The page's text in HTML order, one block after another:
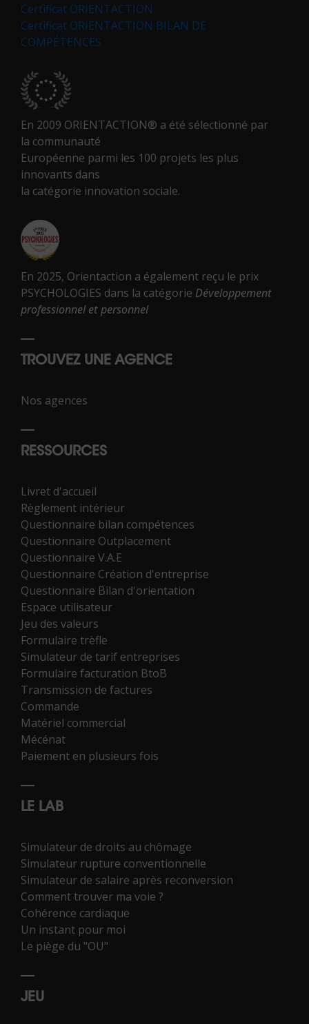
Certificat ORIENTACTION
Certificat ORIENTACTION BILAN DE
COMPÉTENCES
En 2009 ORIENTACTION® a été sélectionné par
la communauté
Européenne parmi les 100 projets les plus
innovants dans
la catégorie innovation sociale.
En 2025, Orientaction a également reçu le prix
PSYCHOLOGIES dans la catégorie Développement
professionnel et personnel
TROUVEZ UNE AGENCE
Nos agences
RESSOURCES
Livret d'accueil
Règlement intérieur
Questionnaire bilan compétences
Questionnaire Outplacement
Questionnaire V.A.E
Questionnaire Création d'entreprise
Questionnaire Bilan d'orientation
Espace utilisateur
Jeu des valeurs
Formulaire trèfle
Simulateur de tarif entreprises
Formulaire facturation BtoB
Transmission de factures
Commande
Matériel commercial
Mécénat
Paiement en plusieurs fois
LE LAB
Simulateur de droits au chômage
Simulateur rupture conventionnelle
Simulateur de salaire après reconversion
Comment trouver ma voie ?
Cohérence cardiaque
Un instant pour moi
Le piège du "OU"
JEU